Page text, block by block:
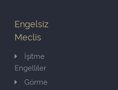
Engelsiz
Meclis
İşitme
Engelliler
Görme